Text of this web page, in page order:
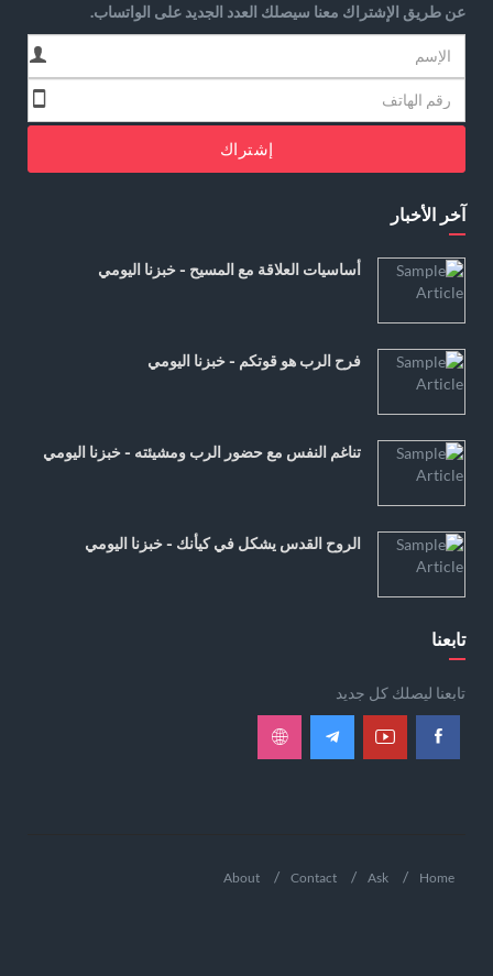
عن طريق الإشتراك معنا سيصلك العدد الجديد على الواتساب.
إشتراك
آخر الأخبار
أساسيات العلاقة مع المسيح - خبزنا اليومي
فرح الرب هو قوتكم - خبزنا اليومي
تناغم النفس مع حضور الرب ومشيئته - خبزنا اليومي
الروح القدس يشكل في كيأنك - خبزنا اليومي
تابعنا
تابعنا ليصلك كل جديد
Home
Ask
Contact
About